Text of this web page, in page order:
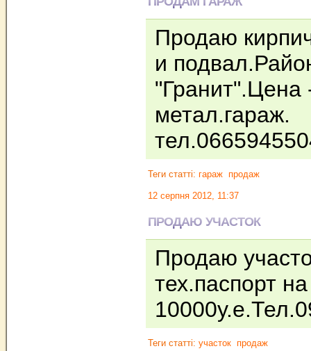
Продаю
и
метал.гараж.
Теги статті: гараж продаж
12 серпня 2012, 11:37
ПРОДАЮ УЧАСТОК
Продаю
тех.паспорт
Теги статті: участок продаж